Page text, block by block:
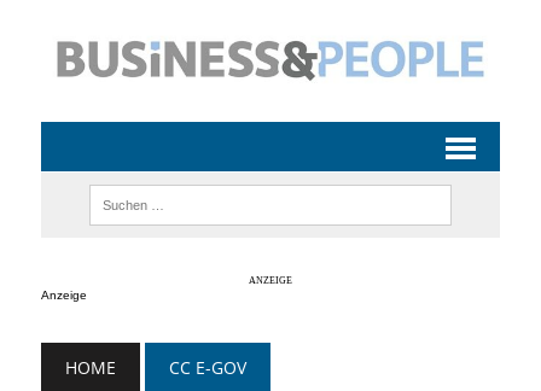
Anzeige
HOME CC E-GOV